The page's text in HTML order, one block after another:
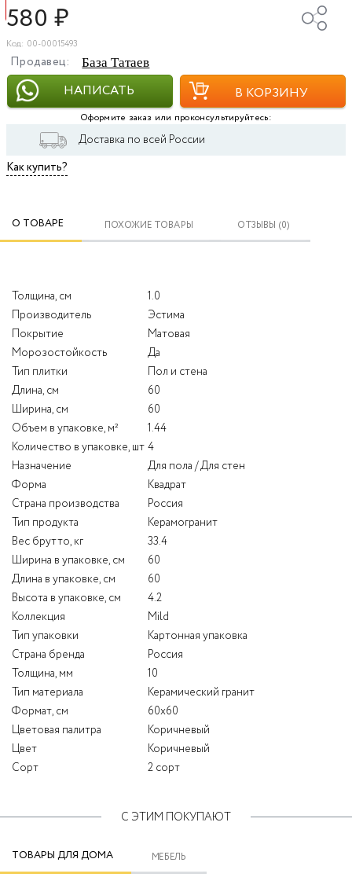
580 ₽
Код: 00-00015493
Продавец: База Татаев
НАПИСАТЬ В КОРЗИНУ
Оформите заказ или проконсультируйтесь:
Доставка по всей России
Как купить?
О ТОВАРЕ ПОХОЖИЕ ТОВАРЫ ОТЗЫВЫ (0)
Толщина, см
1.0
Производитель
Эстима
Покрытие
Матовая
Морозостойкость
Да
Тип плитки
Пол и стена
Длина, см
60
Ширина, см
60
Объем в упаковке, м²
1.44
Количество в упаковке, шт 4
Назначение
Для пола / Для стен
Форма
Квадрат
Страна производства
Россия
Тип продукта
Керамогранит
Вес брутто, кг
33.4
Ширина в упаковке, см
60
Длина в упаковке, см
60
Высота в упаковке, см
4.2
Коллекция
Mild
Тип упаковки
Картонная упаковка
Страна бренда
Россия
Толщина, мм
10
Тип материала
Керамический гранит
Формат, см
60x60
Цветовая палитра
Коричневый
Цвет
Коричневый
Сорт
2 сорт
С ЭТИМ ПОКУПАЮТ
ТОВАРЫ ДЛЯ ДОМА МЕБЕЛЬ